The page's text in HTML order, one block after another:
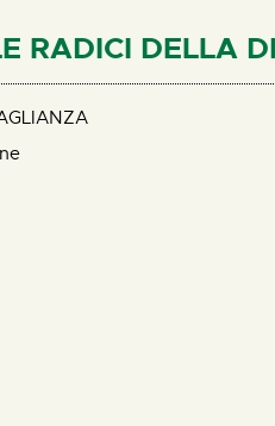
PERCORSI
RADICI DELLA